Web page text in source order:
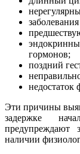
гормонов;
поздний
недостаток
Эти причины
задержке
предупреждают
наличии